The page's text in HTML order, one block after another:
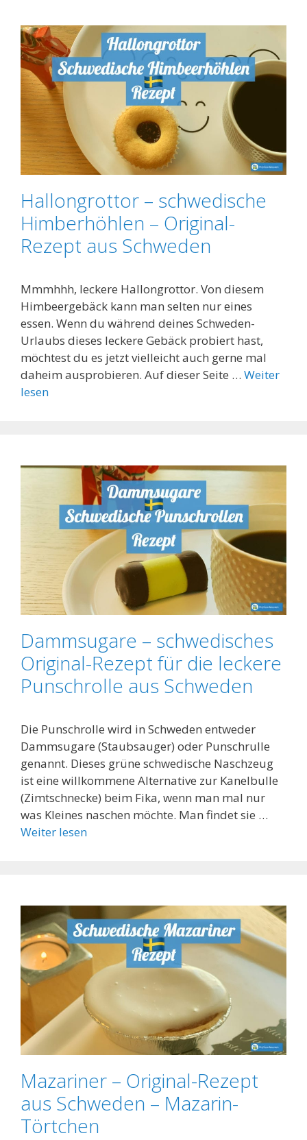
Hallongrottor – schwedische
Himberhöhlen – Original-
Rezept aus Schweden
Mmmhhh, leckere Hallongrottor. Von diesem
Himbeergebäck kann man selten nur eines
essen. Wenn du während deines Schweden-
Urlaubs dieses leckere Gebäck probiert hast,
möchtest du es jetzt vielleicht auch gerne mal
daheim ausprobieren. Auf dieser Seite … Weiter
lesen
Dammsugare – schwedisches
Original-Rezept für die leckere
Punschrolle aus Schweden
Die Punschrolle wird in Schweden entweder
Dammsugare (Staubsauger) oder Punschrulle
genannt. Dieses grüne schwedische Naschzeug
ist eine willkommene Alternative zur Kanelbulle
(Zimtschnecke) beim Fika, wenn man mal nur
was Kleines naschen möchte. Man findet sie …
Weiter lesen
Mazariner – Original-Rezept
aus Schweden – Mazarin-
Törtchen